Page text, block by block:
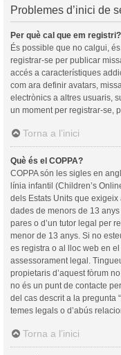
Problemes d’inici de
Per què cal que em registri?
És possible que no calgui,
registrar-se per publicar
accés a característiques
com ara definir avatars,
electrònics a altres usuaris,
un moment per registrar-se,
Torna a l’inici
Què és el COPPA?
COPPA són les sigles en
línia infantil (Children’s
dels Estats Units que
dades de menors de 13
pares o d’un tutor legal per
menor de 13 anys. Si no
es registra o al lloc web en
assessorament legal.
propietaris d’aquest fòrum
no és un punt de contacte
del cas descrit a la pregunta
temes legals o d’abús
Torna a l’inici